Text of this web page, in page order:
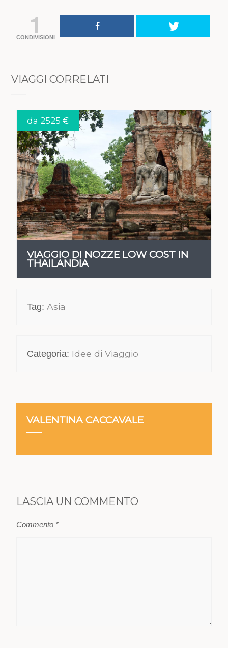
1
CONDIVISIONI
VIAGGI CORRELATI
da 2525 €
VEDI
VIAGGIO DI NOZZE LOW COST IN
THAILANDIA
Tag:Asia
Categoria: Idee di Viaggio
VALENTINA CACCAVALE
LASCIA UN COMMENTO
Commento *